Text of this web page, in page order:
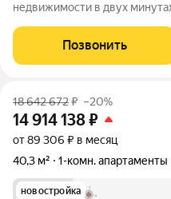
недвижимости в двух
представлены различные
просторных резиденций с
Позвонить
18 642 672₽ –20%
14 914 138₽
от 89 306 ₽ в месяц
40,3 м²
1-комн. апартаменты
новостройка